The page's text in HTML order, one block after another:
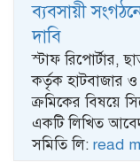
ব্যবসায়ী
দাবি
স্টাফ রিপোর্টার,
কর্তৃক হাটবাজার ও
ক্রমিকের বিষয়ে
একটি লিখিত
সমিতি লি: read